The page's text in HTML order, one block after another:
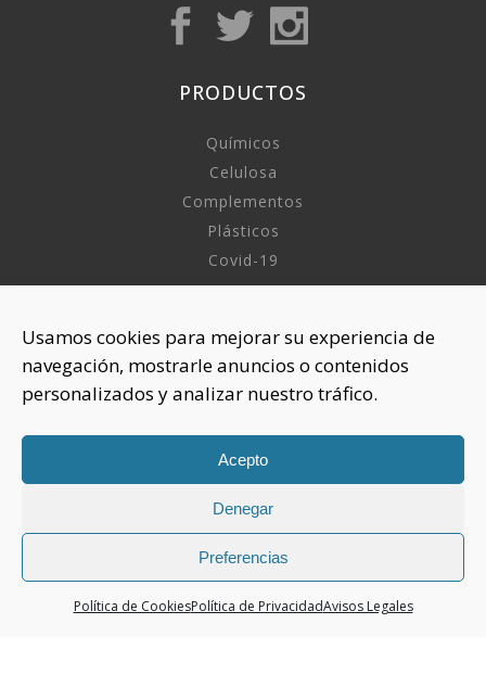
Usamos cookies para mejorar su experiencia de
navegación, mostrarle anuncios o contenidos
personalizados y analizar nuestro tráfico.
Acepto
Denegar
Preferencias
Política de CookiesPolítica de PrivacidadAvisos Legales
PRODUCTOS
Químicos
Celulosa
Complementos
Plásticos
Covid-19
Sobre nosotros
Aviso Legal
Política de Privacidad
Política Cookies
CONTACTAR
925 508 922
dhelia@dhelia.es